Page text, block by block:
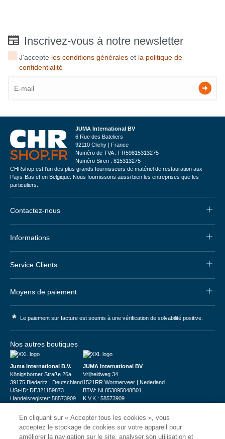
Inscrivez-vous à notre newsletter
J'accepte les conditions générales et la politique de
confidentialité
JUMA International BV
6 Rue des Bateliers
92110 Clichy | France
Numéro de TVA : FR59815313275
Numéro Siren : 815313275
CHRshop est l'un des plus grands fournisseurs de matériel de restauration aux
Pays-Bas et en Belgique. Nous fournissons aussi bien les entreprises que les
particuliers.
Contactez-nous
Informations
Service Clients
Moyens de paiement
* Le paiement sur facture est soumis à une vérification de solvabilité positive.
Nos autres boutiques
Juma International B.V.
Königsborner Straße 26a
39175 Biederitz | Deutschland
USt-ID: DE321159873
Handelsregister: 58573909
JUMA International BV
Vrijheidweg 34
1521RR Wormerveer | Nederland
BTW: NL853095048B01
K.V.K.: 58573909
En cliquant sur « Accepter tous les cookies », vous
acceptez le stockage de cookies sur votre appareil pour
améliorer la navigation sur le site, analyser son utilisation et